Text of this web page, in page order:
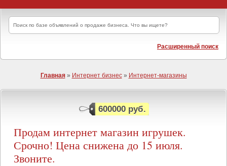
Расширенный поиск
Главная» Интернет бизнес» Интернет-магазины
600000 руб.
Продам интернет магазин игрушек.
Срочно! Цена снижена до 15 июля.
Звоните.